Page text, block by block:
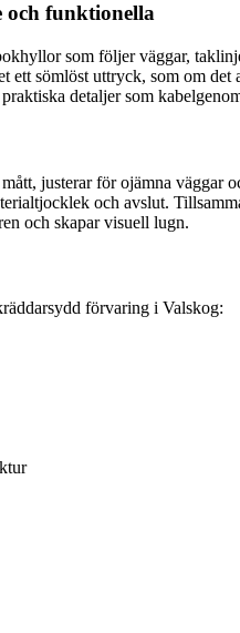
och funktionella
som följer väggar,
ett sömlöst uttryck, som om
detaljer som
justerar för ojämna
och avslut.
och skapar visuell lugn.
förvaring i Valskog: